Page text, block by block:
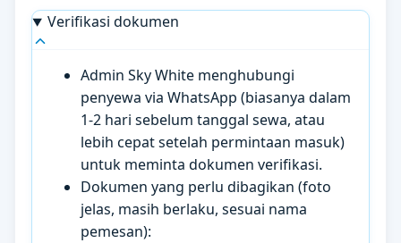
Verifikasi dokumen
Admin Sky White menghubungi
penyewa via WhatsApp (biasanya dalam
1-2 hari sebelum tanggal sewa, atau
lebih cepat setelah permintaan masuk)
untuk meminta dokumen verifikasi.
Dokumen yang perlu dibagikan (foto
jelas, masih berlaku, sesuai nama
pemesan):